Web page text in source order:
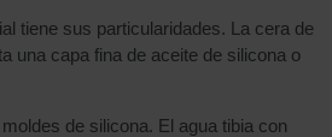
tiene sus particularidades. La cera de
una capa fina de aceite de silicona o
de silicona. El agua tibia con